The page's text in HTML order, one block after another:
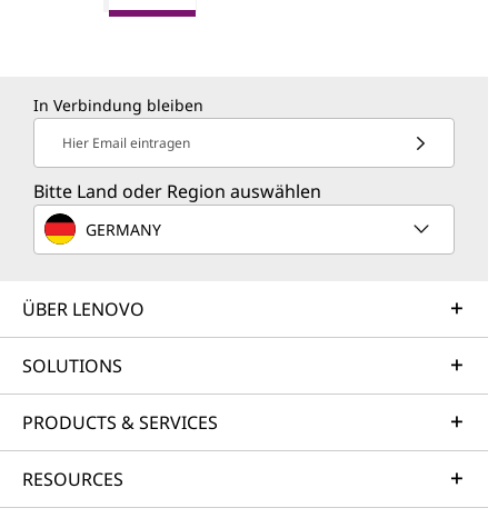
In Verbindung bleiben
Hier Email eintragen
Bitte Land oder Region auswählen
GERMANY
ÜBER LENOVO
SOLUTIONS
PRODUCTS & SERVICES
RESOURCES